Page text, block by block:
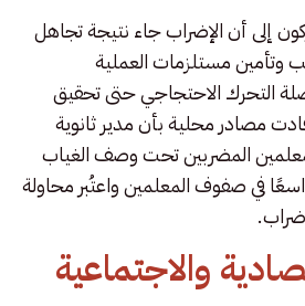
إلى أن الإضراب جاء نتيجة تجاهل
وتأمين مستلزمات العملية
التحرك الاحتجاجي حتى تحقيق
مصادر محلية بأن مدير ثانوية
المضربين تحت وصف الغياب
واسعًا في صفوف المعلمين واعتُبر محاولة
والاجتماعية